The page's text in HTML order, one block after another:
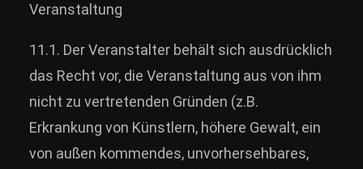
Veranstaltung
11.1. Der Veranstalter behält sich ausdrücklich
das Recht vor, die Veranstaltung aus von ihm
nicht zu vertretenden Gründen (z.B.
Erkrankung von Künstlern, höhere Gewalt, ein
von außen kommendes, unvorhersehbares,